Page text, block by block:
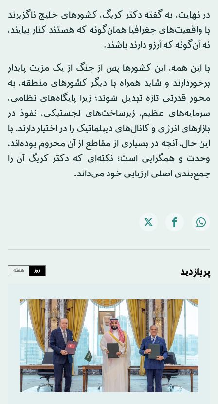
در نهایت، به گفته دکتر کریگ، کشورهای خلیج ناگزیرند
با واقعیت‌های جغرافیا همان‌گونه که هستند کنار بیایند،
نه آن‌گونه که آرزو دارند باشند.
با این همه، این کشورها پس از جنگ از یک مزیت پایدار
برخوردارند و شاید همراه با دیگر کشورهای منطقه، به
محور قدرتی تازه تبدیل شوند؛ زیرا پایگاه‌های نظامی،
سرمایه‌های عظیم، زیرساخت‌های لجستیکی، نفوذ در
بازارهای انرژی و کانال‌های دیپلماتیک را در اختیار دارند. با
این حال، آنچه در بسیاری از مقاطع از آن محروم بوده‌اند،
وحدت و همگرایی است؛ نکته‌ای که دکتر کریگ آن را
جمع‌بندی اصلی ارزیابی خود می‌داند.
پربازدید روز هفته